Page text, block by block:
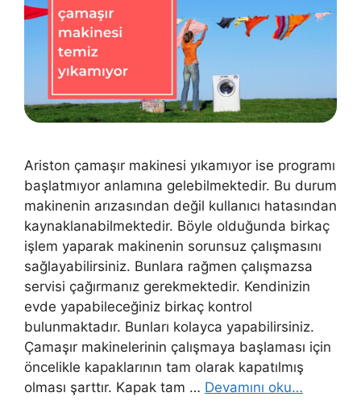
Ariston çamaşır makinesi yıkamıyor ise programı
başlatmıyor anlamına gelebilmektedir. Bu durum
makinenin arızasından değil kullanıcı hatasından
kaynaklanabilmektedir. Böyle olduğunda birkaç
işlem yaparak makinenin sorunsuz çalışmasını
sağlayabilirsiniz. Bunlara rağmen çalışmazsa
servisi çağırmanız gerekmektedir. Kendinizin
evde yapabileceğiniz birkaç kontrol
bulunmaktadır. Bunları kolayca yapabilirsiniz.
Çamaşır makinelerinin çalışmaya başlaması için
öncelikle kapaklarının tam olarak kapatılmış
olması şarttır. Kapak tam … Devamını oku…